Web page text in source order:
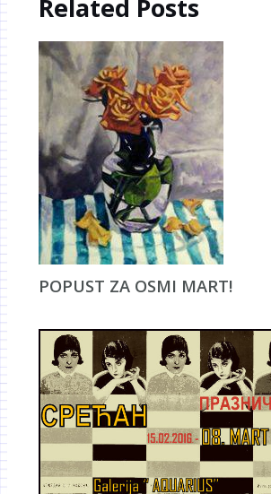
Related Posts
POPUST ZA OSMI MART!